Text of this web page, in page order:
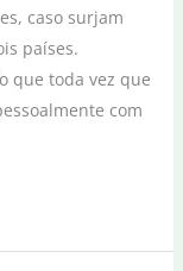
caso surjam
países.
que toda vez que
com